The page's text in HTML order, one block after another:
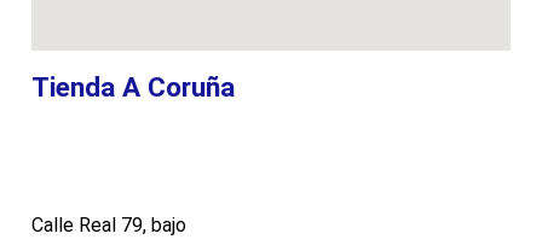
Tienda A Coruña
Calle Real 79, bajo